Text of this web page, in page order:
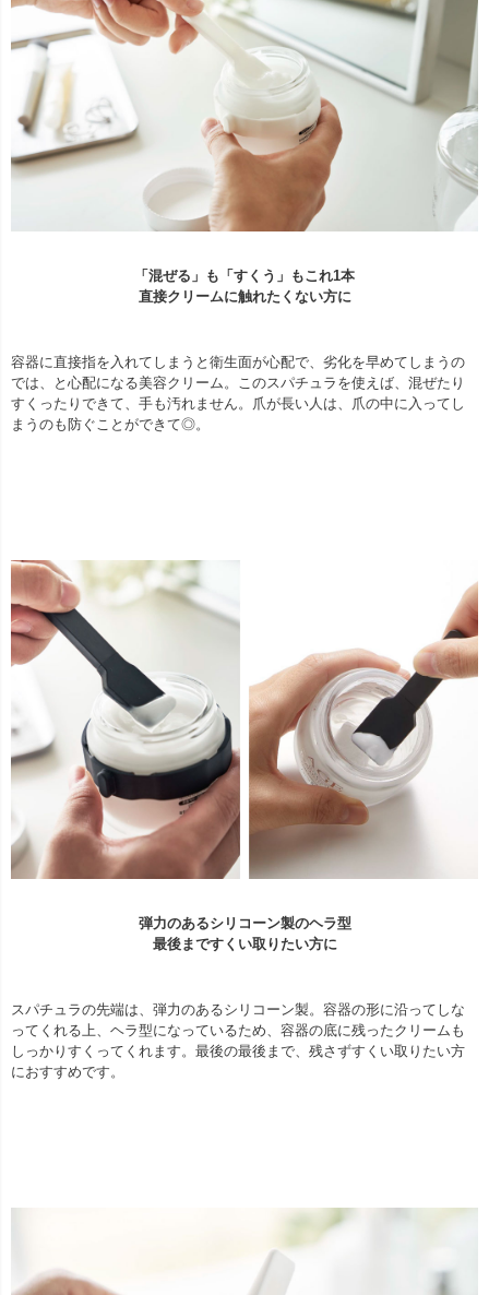
「混ぜる」も「すくう」もこれ1本
直接クリームに触れたくない方に
容器に直接指を入れてしまうと衛生面が心配で、劣化を早めてしまうの
では、と心配になる美容クリーム。このスパチュラを使えば、混ぜたり
すくったりできて、手も汚れません。爪が長い人は、爪の中に入ってし
まうのも防ぐことができて◎。
弾力のあるシリコーン製のヘラ型
最後まですくい取りたい方に
スパチュラの先端は、弾力のあるシリコーン製。容器の形に沿ってしな
ってくれる上、ヘラ型になっているため、容器の底に残ったクリームも
しっかりすくってくれます。最後の最後まで、残さずすくい取りたい方
におすすめです。